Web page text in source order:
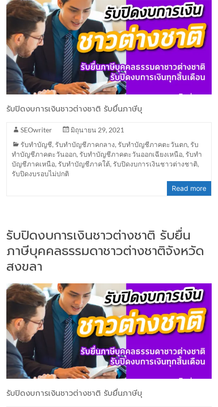
รับปิดงบการเงินชาวต่างชาติ รับยื่นภาษีบุ
SEOwriter
มิถุนายน 29, 2021
รับทำบัญชี, รับทำบัญชีภาคกลาง, รับทำบัญชีภาคตะวันตก, รับ
ทำบัญชีภาคตะวันออก, รับทำบัญชีภาคตะวันออกเฉียงเหนือ, รับทำ
บัญชีภาคเหนือ, รับทำบัญชีภาคใต้, รับปิดงบการเงินชาวต่างชาติ,
รับปิดงบรอบไม่ปกติ
Read more
รับปิดงบการเงินชาวต่างชาติ รับยื่น
ภาษีบุคคลธรรมดาชาวต่างชาติจังหวัด
สงขลา
รับปิดงบการเงินชาวต่างชาติ รับยื่นภาษีบุ